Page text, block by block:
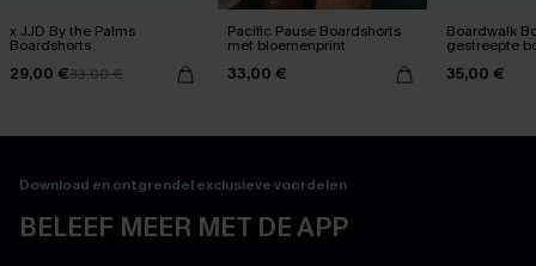
x JJD By the Palms
Boardshorts
29,00 €33,00 €
Pacific Pause Boardshorts
met bloemenprint
33,00 €
Boardwalk
gestreepte
35,00 €
Download en ontgrendel exclusieve voordelen
BELEEF MEER MET DE APP